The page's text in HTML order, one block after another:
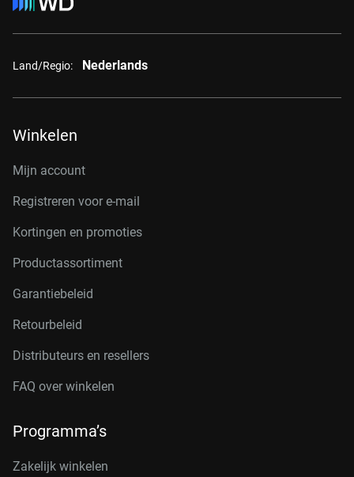
Land/Regio: Nederlands
Winkelen
Mijn account
Registreren voor e-mail
Kortingen en promoties
Productassortiment
Garantiebeleid
Retourbeleid
Distributeurs en resellers
FAQ over winkelen
Programma’s
Zakelijk winkelen